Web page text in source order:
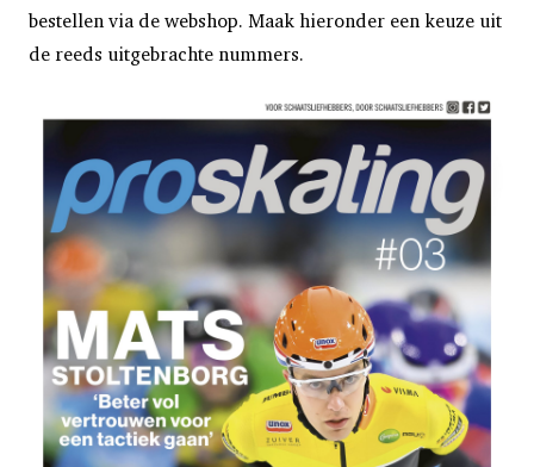
bestellen via de webshop. Maak hieronder een keuze uit
de reeds uitgebrachte nummers.